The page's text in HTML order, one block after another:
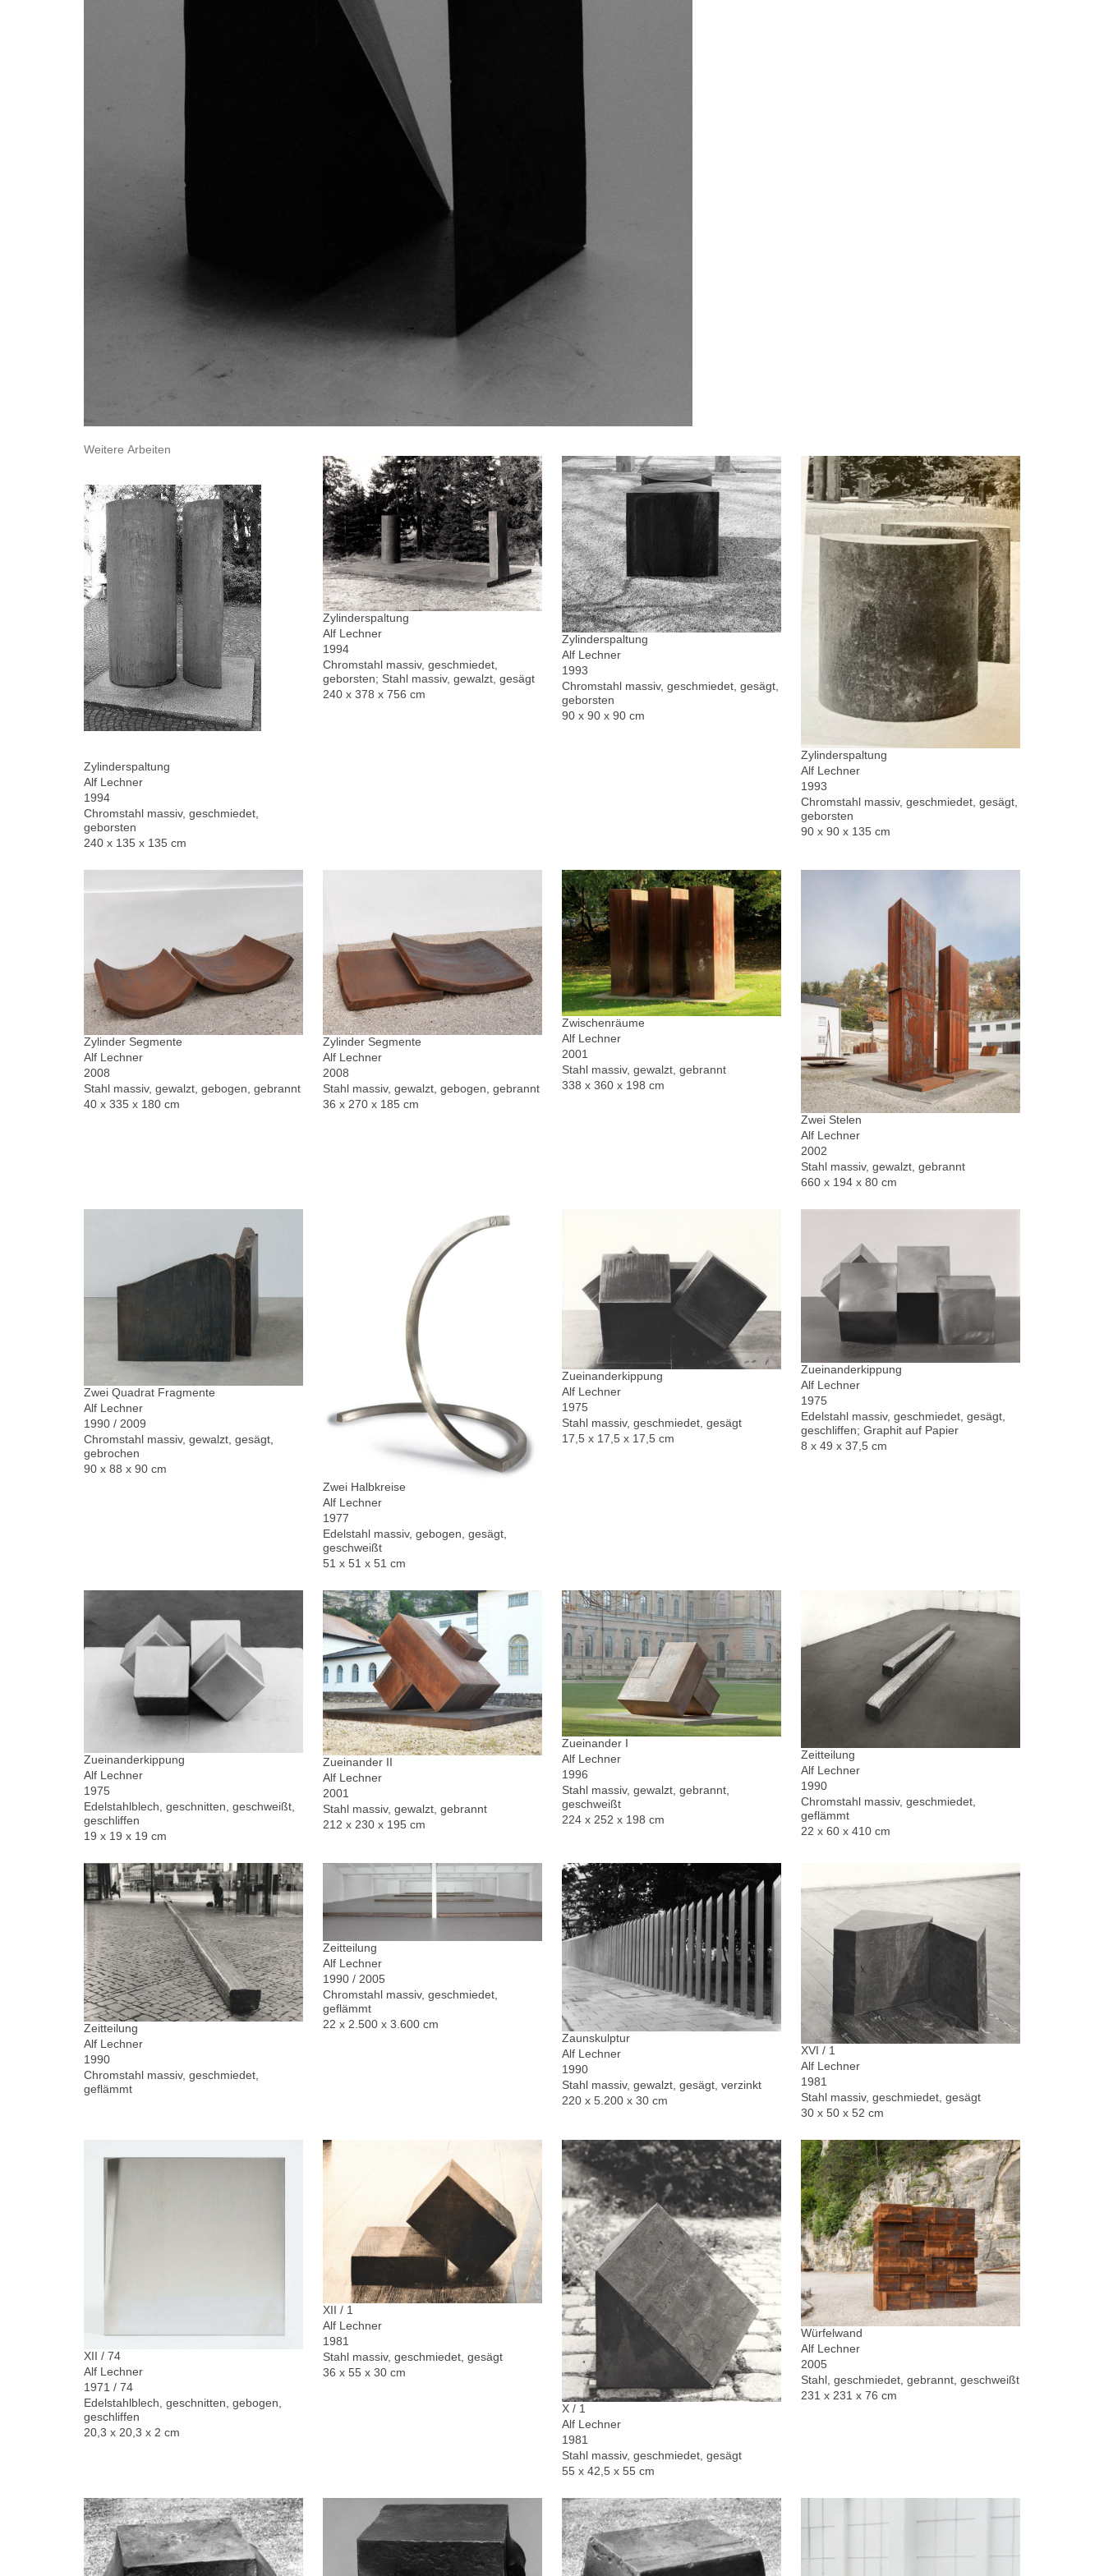
Weitere Arbeiten
Zylinderspaltung
Alf Lechner
1994
Chromstahl massiv, geschmiedet,
geborsten
240 x 135 x 135 cm
Zylinderspaltung
Alf Lechner
1994
Chromstahl massiv, geschmiedet,
geborsten; Stahl massiv, gewalzt, gesägt
240 x 378 x 756 cm
Zylinderspaltung
Alf Lechner
1993
Chromstahl massiv, geschmiedet, gesägt,
geborsten
90 x 90 x 90 cm
Zylinderspaltung
Alf Lechner
1993
Chromstahl massiv, geschmiedet, gesägt,
geborsten
90 x 90 x 135 cm
Zylinder Segmente
Alf Lechner
2008
Stahl massiv, gewalzt, gebogen, gebrannt
40 x 335 x 180 cm
Zylinder Segmente
Alf Lechner
2008
Stahl massiv, gewalzt, gebogen, gebrannt
36 x 270 x 185 cm
Zwischenräume
Alf Lechner
2001
Stahl massiv, gewalzt, gebrannt
338 x 360 x 198 cm
Zwei Stelen
Alf Lechner
2002
Stahl massiv, gewalzt, gebrannt
660 x 194 x 80 cm
Zwei Quadrat Fragmente
Alf Lechner
1990 / 2009
Chromstahl massiv, gewalzt, gesägt,
gebrochen
90 x 88 x 90 cm
Zwei Halbkreise
Alf Lechner
1977
Edelstahl massiv, gebogen, gesägt,
geschweißt
51 x 51 x 51 cm
Zueinanderkippung
Alf Lechner
1975
Stahl massiv, geschmiedet, gesägt
17,5 x 17,5 x 17,5 cm
Zueinanderkippung
Alf Lechner
1975
Edelstahl massiv, geschmiedet, gesägt,
geschliffen; Graphit auf Papier
8 x 49 x 37,5 cm
Zueinanderkippung
Alf Lechner
1975
Edelstahlblech, geschnitten, geschweißt,
geschliffen
19 x 19 x 19 cm
Zueinander II
Alf Lechner
2001
Stahl massiv, gewalzt, gebrannt
212 x 230 x 195 cm
Zueinander I
Alf Lechner
1996
Stahl massiv, gewalzt, gebrannt,
geschweißt
224 x 252 x 198 cm
Zeitteilung
Alf Lechner
1990
Chromstahl massiv, geschmiedet,
geflämmt
22 x 60 x 410 cm
Zeitteilung
Alf Lechner
1990
Chromstahl massiv, geschmiedet,
geflämmt
Zeitteilung
Alf Lechner
1990 / 2005
Chromstahl massiv, geschmiedet,
geflämmt
22 x 2.500 x 3.600 cm
Zaunskulptur
Alf Lechner
1990
Stahl massiv, gewalzt, gesägt, verzinkt
220 x 5.200 x 30 cm
XVI / 1
Alf Lechner
1981
Stahl massiv, geschmiedet, gesägt
30 x 50 x 52 cm
XII / 74
Alf Lechner
1971 / 74
Edelstahlblech, geschnitten, gebogen,
geschliffen
20,3 x 20,3 x 2 cm
XII / 1
Alf Lechner
1981
Stahl massiv, geschmiedet, gesägt
36 x 55 x 30 cm
X / 1
Alf Lechner
1981
Stahl massiv, geschmiedet, gesägt
55 x 42,5 x 55 cm
Würfelwand
Alf Lechner
2005
Stahl, geschmiedet, gebrannt, geschweißt
231 x 231 x 76 cm